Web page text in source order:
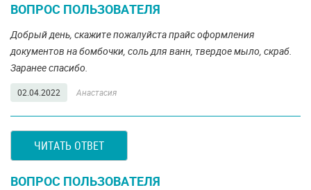
ВОПРОС ПОЛЬЗОВАТЕЛЯ
Добрый день, скажите пожалуйста прайс оформления
документов на бомбочки, соль для ванн, твердое мыло, скраб.
Заранее спасибо.
02.04.2022 Анастасия
ЧИТАТЬ ОТВЕТ
ВОПРОС ПОЛЬЗОВАТЕЛЯ